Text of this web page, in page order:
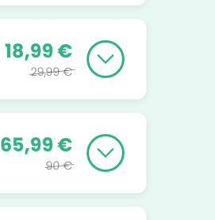
18,99 €
29,99 €
65,99 €
90 €